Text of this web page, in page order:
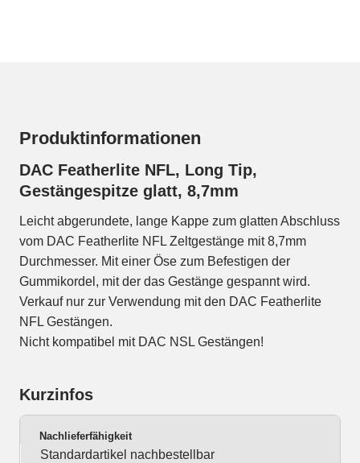
Produktinformationen
DAC Featherlite NFL, Long Tip,
Gestängespitze glatt, 8,7mm
Leicht abgerundete, lange Kappe zum glatten Abschluss
vom DAC Featherlite NFL Zeltgestänge mit 8,7mm
Durchmesser. Mit einer Öse zum Befestigen der
Gummikordel, mit der das Gestänge gespannt wird.
Verkauf nur zur Verwendung mit den DAC Featherlite
NFL Gestängen.
Nicht kompatibel mit DAC NSL Gestängen!
Kurzinfos
Nachlieferfähigkeit
Standardartikel nachbestellbar